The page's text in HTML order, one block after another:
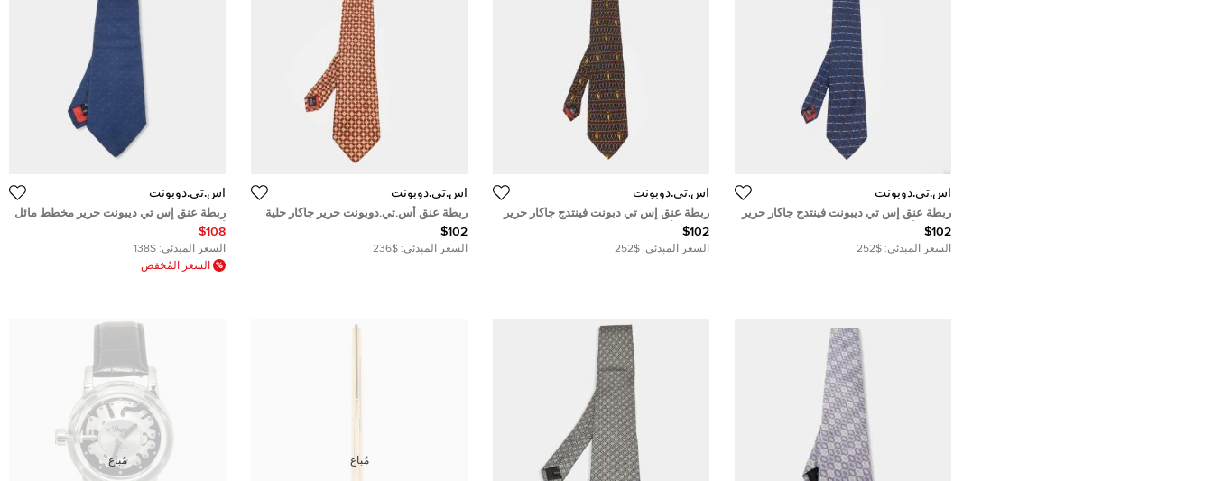
أس.تي.دوبونت
ربطة عنق إس تي ديبونت فينتدج جاكار حرير
مطبوع أزرق
$102
السعر المبدئي: $252
أس.تي.دوبونت
ربطة عنق إس تي دبونت فينتدج جاكار حرير
مطبوع أسود
$102
السعر المبدئي: $252
أس.تي.دوبونت
ربطة عنق أس.تي.دوبونت حرير جاكار حلية
موردة ثنائي اللون
$102
السعر المبدئي: $236
أس.تي.دوبونت
ربطة عنق إس تي ديبونت حرير مخطط مائل
أزرق
$108
السعر المبدئي: $138
السعر المُخفض
مُباع مُباع